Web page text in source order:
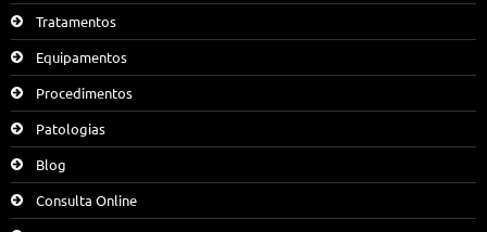
Tratamentos
Equipamentos
Procedimentos
Patologias
Blog
Consulta Online